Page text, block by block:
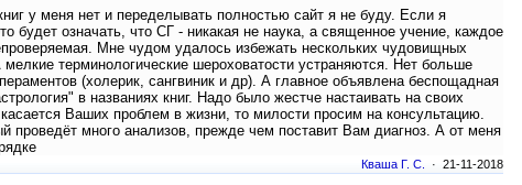
у меня нет и переделывать полностью сайт я не буду. Если я
означать, что СГ - никакая не наука, а священное учение, каждое
Мне чудом удалось избежать нескольких чудовищных
терминологические шероховатости устраняются. Нет больше
(холерик, сангвиник и др). А главное объявлена беспощадная
в названиях книг. Надо было жестче настаивать на своих
Ваших проблем в жизни, то милости просим на консультацию.
проведёт много анализов, прежде чем поставит Вам диагноз. А от меня
Кваша Г. С. · 21-11-2018